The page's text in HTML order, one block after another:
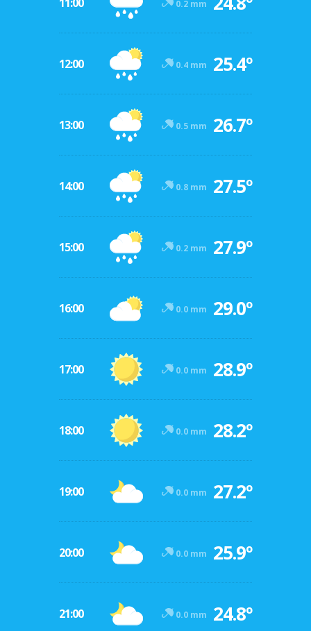
0.2 mm
12:00 0.4 mm 25.4º
13:00 0.5 mm 26.7º
14:00 0.8 mm 27.5º
15:00 0.2 mm 27.9º
16:00 0.0 mm 29.0º
17:00 0.0 mm 28.9º
18:00 0.0 mm 28.2º
19:00 0.0 mm 27.2º
20:00 0.0 mm 25.9º
21:00 0.0 mm 24.8º